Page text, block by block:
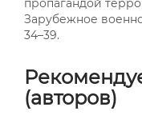
пропагандой
Зарубежное
34–39.
(авторов)